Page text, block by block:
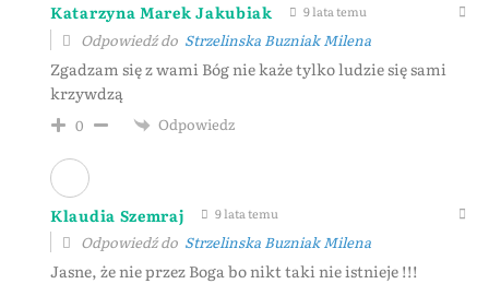
Katarzyna Marek Jakubiak 9 lata temu
Odpowiedź do Strzelinska Buzniak Milena
Zgadzam się z wami Bóg nie każe tylko ludzie się sami
krzywdzą
0 Odpowiedz
Klaudia Szemraj 9 lata temu
Odpowiedź do Strzelinska Buzniak Milena
Jasne, że nie przez Boga bo nikt taki nie istnieje !!!